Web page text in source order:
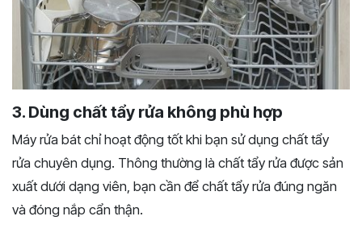
3. Dùng chất tẩy rửa không phù hợp
Máy rửa bát chỉ hoạt động tốt khi bạn sử dụng chất tẩy
rửa chuyên dụng. Thông thường là chất tẩy rửa được sản
xuất dưới dạng viên, bạn cần để chất tẩy rửa đúng ngăn
và đóng nắp cẩn thận.